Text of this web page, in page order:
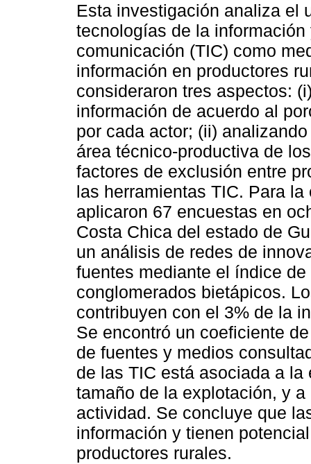
Esta investigación analiza el
tecnologías de la información
comunicación (TIC) como
información en productores
consideraron tres aspectos:
información de acuerdo al
por cada actor; (ii)
área técnico-productiva de
factores de exclusión entre
las herramientas TIC. Para
aplicaron 67 encuestas en
Costa Chica del estado de
un análisis de redes de
fuentes mediante el índice
conglomerados bietápicos.
contribuyen con el 3% de la
Se encontró un coeficiente
de fuentes y medios
de las TIC está asociada a
tamaño de la explotación, y
actividad. Se concluye que
información y tienen
productores rurales.